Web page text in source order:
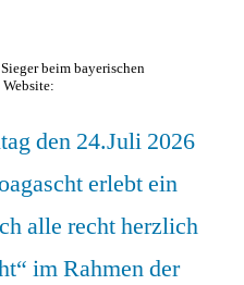
Sieger beim bayerischen
Website: